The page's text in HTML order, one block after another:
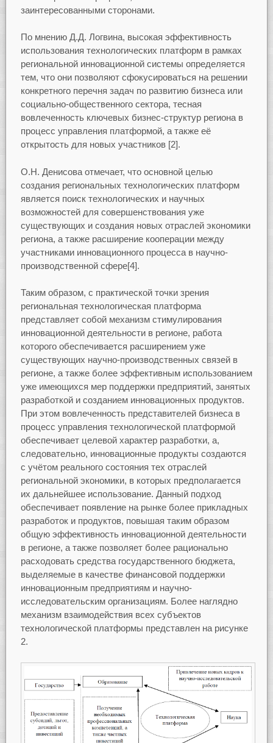
заинтересованными сторонами.
По мнению Д.Д. Логвина, высокая эффективность
использования технологических платформ в рамках
региональной инновационной системы определяется
тем, что они позволяют сфокусироваться на решении
конкретного перечня задач по развитию бизнеса или
социально-общественного сектора, тесная
вовлеченность ключевых бизнес-структур региона в
процесс управления платформой, а также её
открытость для новых участников [2].
О.Н. Денисова отмечает, что основной целью
создания региональных технологических платформ
является поиск технологических и научных
возможностей для совершенствования уже
существующих и создания новых отраслей экономики
региона, а также расширение кооперации между
участниками инновационного процесса в научно-
производственной сфере[4].
Таким образом, с практической точки зрения
региональная технологическая платформа
представляет собой механизм стимулирования
инновационной деятельности в регионе, работа
которого обеспечивается расширением уже
существующих научно-производственных связей в
регионе, а также более эффективным использованием
уже имеющихся мер поддержки предприятий, занятых
разработкой и созданием инновационных продуктов.
При этом вовлеченность представителей бизнеса в
процесс управления технологической платформой
обеспечивает целевой характер разработки, а,
следовательно, инновационные продукты создаются
с учётом реального состояния тех отраслей
региональной экономики, в которых предполагается
их дальнейшее использование. Данный подход
обеспечивает появление на рынке более прикладных
разработок и продуктов, повышая таким образом
общую эффективность инновационной деятельности
в регионе, а также позволяет более рационально
расходовать средства государственного бюджета,
выделяемые в качестве финансовой поддержки
инновационным предприятиям и научно-
исследовательским организациям. Более наглядно
механизм взаимодействия всех субъектов
технологической платформы представлен на рисунке
2.